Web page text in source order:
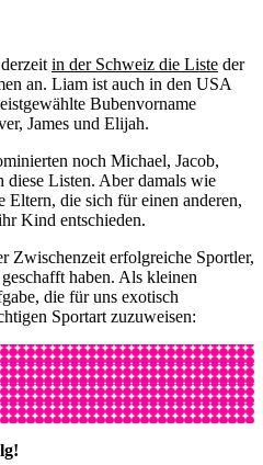
in der Schweiz die Liste der
an. Liam ist auch in den USA
Bubenvorname
James und Elijah.
noch Michael, Jacob,
diese Listen. Aber damals wie
Eltern, die sich für einen anderen,
Kind entschieden.
Zwischenzeit erfolgreiche Sportler,
haben. Als kleinen
die für uns exotisch
Sportart zuzuweisen: